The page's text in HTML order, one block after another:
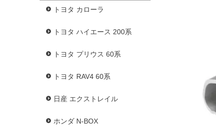
トヨタ カローラ
トヨタ ハイエース 200系
トヨタ プリウス 60系
トヨタ RAV4 60系
日産 エクストレイル
ホンダ N-BOX